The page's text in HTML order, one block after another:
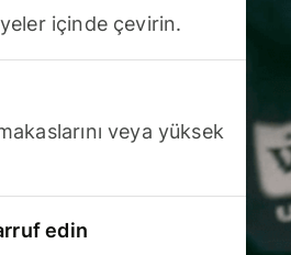
içinde çevirin.
veya yüksek
edin